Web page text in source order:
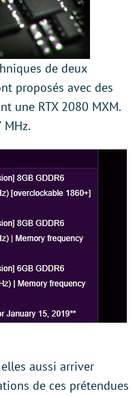
de deux
proposés avec des
une RTX 2080 MXM.
aussi arriver
de ces prétendues